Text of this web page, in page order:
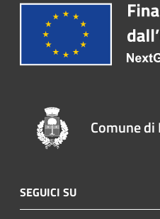
Comune
SEGUICI SU